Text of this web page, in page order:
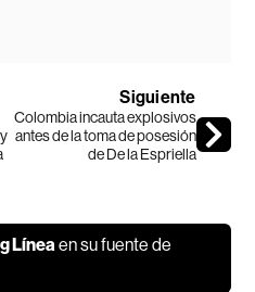
Siguiente
Colombia incauta explosivos
antes de la toma de posesión
de De la Espriella
Líneaen su fuente de